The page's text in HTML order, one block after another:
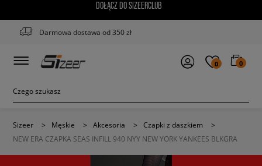
DOŁĄCZ DO SIZEERCLUB
Darmowa dostawa od 350 zł
0 0
Sizeer > Męskie > Akcesoria > Czapki z daszkiem
>
NEW ERA CZAPKA SEAS INFILL 940 NYY NEW YORK YANKEES BLKGRA